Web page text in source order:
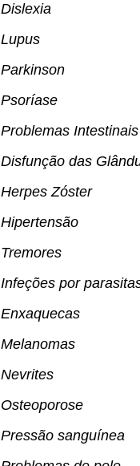
Dislexia
Lupus
Parkinson
Psoríase
Problemas Intestinais
Disfunção das
Herpes Zóster
Hipertensão
Tremores
Infeções por
Enxaquecas
Melanomas
Nevrites
Osteoporose
Pressão sanguínea